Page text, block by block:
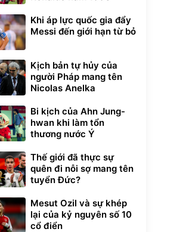
Khi áp lực quốc gia đẩy
Messi đến giới hạn từ bỏ
Kịch bản tự hủy của
người Pháp mang tên
Nicolas Anelka
Bi kịch của Ahn Jung-
hwan khi làm tổn
thương nước Ý
Thế giới đã thực sự
quên đi nỗi sợ mang tên
tuyển Đức?
Mesut Ozil và sự khép
lại của kỷ nguyên số 10
cổ điển